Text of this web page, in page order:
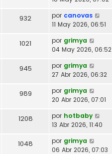
932 por canovas
11 May 2026, 06:51
1021 por grimya
04 May 2026, 06:52
945 por grimya
27 Abr 2026, 06:32
989 por grimya
20 Abr 2026, 07:01
1208 por hotbaby
13 Abr 2026, 11:40
1048 por grimya
06 Abr 2026, 07:03